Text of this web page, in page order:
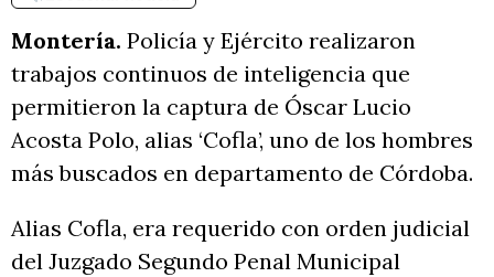
Montería. Policía y Ejército realizaron
trabajos continuos de inteligencia que
permitieron la captura de Óscar Lucio
Acosta Polo, alias ‘Cofla’, uno de los hombres
más buscados en departamento de Córdoba.
Alias Cofla, era requerido con orden judicial
del Juzgado Segundo Penal Municipal